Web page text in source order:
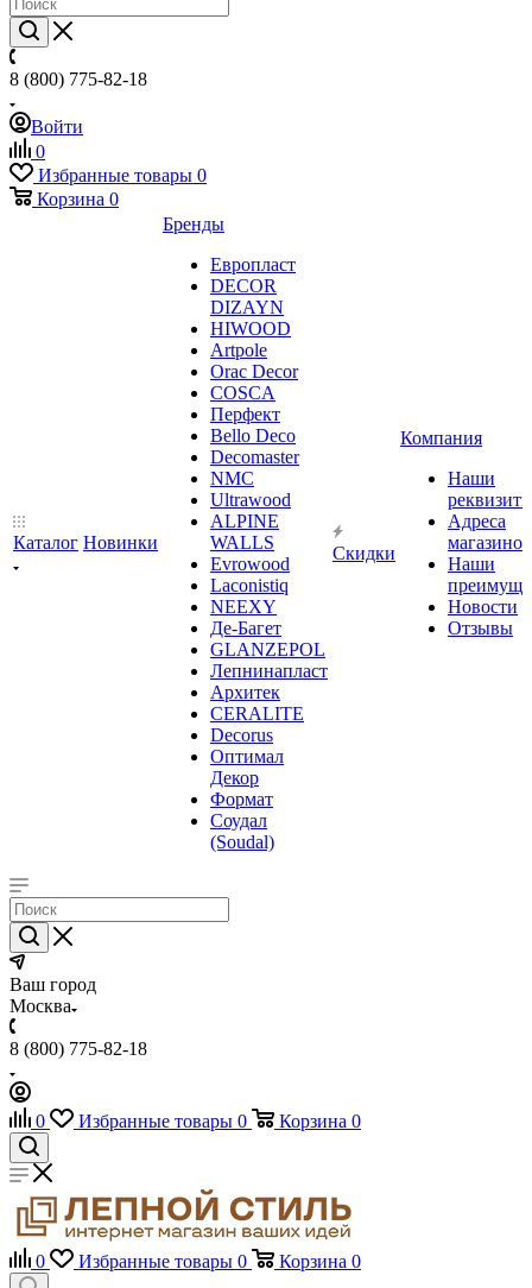
8 (800) 775-82-18
Войти
0
Избранные товары 0
Корзина 0
Каталог Новинки
Бренды
Европласт
DECOR
DIZAYN
HIWOOD
Artpole
Orac Decor
COSCA
Перфект
Bello Deco
Decomaster
NMС
Ultrawood
ALPINE
WALLS
Evrowood
Laconistiq
NEEXY
Де-Багет
GLANZEPOL
Лепнинапласт
Архитек
CERALITE
Decorus
Оптимал
Декор
Формат
Соудал
(Soudal)
Скидки
Компания
Наши
Адреса
магазинов
Наши
Новости
Отзывы
Ваш город
Москва
8 (800) 775-82-18
0 Избранные товары 0 Корзина 0
0 Избранные товары 0 Корзина 0